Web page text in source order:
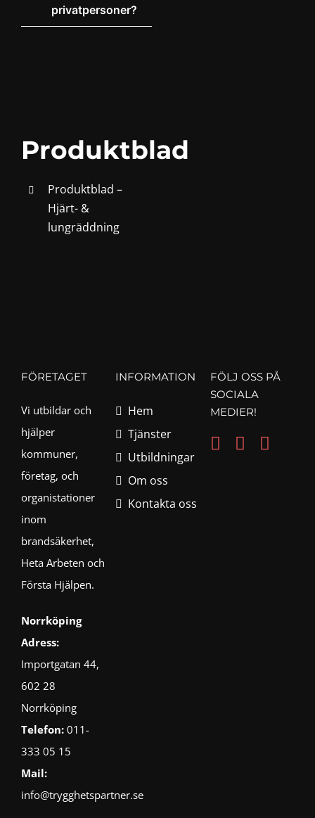
privatpersoner?
Produktblad
Produktblad –
Hjärt- &
lungräddning
FÖRETAGET
Vi utbildar och
hjälper
kommuner,
företag, och
organistationer
inom
brandsäkerhet,
Heta Arbeten och
Första Hjälpen.
Norrköping
Adress:
Importgatan 44,
602 28
Norrköping
Telefon: 011-
333 05 15
Mail:
info@trygghetspartner.se
INFORMATION
Hem
Tjänster
Utbildningar
Om oss
Kontakta oss
FÖLJ OSS PÅ
SOCIALA
MEDIER!